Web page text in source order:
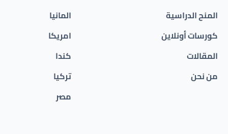
المنح الدراسية
كورسات أونلاين
المقالات
من نحن
المانيا
امريكا
كندا
تركيا
مصر